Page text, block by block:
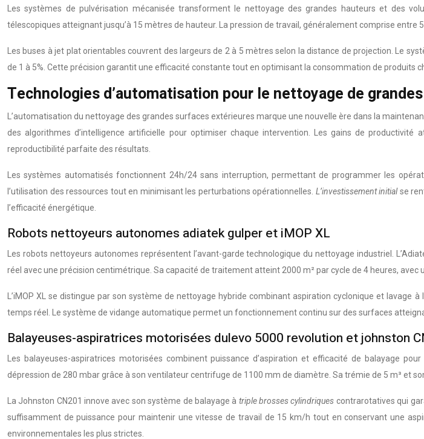
Les systèmes de pulvérisation mécanisée transforment le nettoyage des grandes hauteurs et des
télescopiques atteignant jusqu’à 15 mètres de hauteur. La pression de travail, généralement comprise
Les buses à jet plat orientables couvrent des largeurs de 2 à 5 mètres selon la distance de projection. Le
de 1 à 5%. Cette précision garantit une efficacité constante tout en optimisant la consommation de produits
Technologies d’automatisation pour le nettoyage de
L’automatisation du nettoyage des grandes surfaces extérieures marque une nouvelle ère dans la
des algorithmes d’intelligence artificielle pour optimiser chaque intervention. Les gains de
reproductibilité parfaite des résultats.
Les systèmes automatisés fonctionnent 24h/24 sans interruption, permettant de programmer les
l’utilisation des ressources tout en minimisant les perturbations opérationnelles. L’investissement initialse
l’efficacité énergétique.
Robots nettoyeurs autonomes adiatek gulper et iMOP XL
Les robots nettoyeurs autonomes représentent l’avant-garde technologique du nettoyage industriel.
réel avec une précision centimétrique. Sa capacité de traitement atteint 2000 m² par cycle de 4 heures,
L’iMOP XL se distingue par son système de nettoyage hybride combinant aspiration cyclonique et
temps réel. Le système de vidange automatique permet un fonctionnement continu sur des surfaces
Balayeuses-aspiratrices motorisées dulevo 5000 revolution et johnston
Les balayeuses-aspiratrices motorisées combinent puissance d’aspiration et efficacité de balayage
dépression de 280 mbar grâce à son ventilateur centrifuge de 1100 mm de diamètre. Sa trémie de 5 m³ et
La Johnston CN201 innove avec son système de balayage à triple brosses cylindriques contrarotatives qui
suffisamment de puissance pour maintenir une vitesse de travail de 15 km/h tout en conservant une
environnementales les plus strictes.